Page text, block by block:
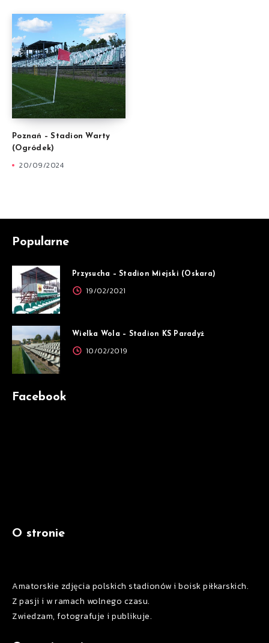
Poznań – Stadion Warty
(Ogródek)
20/09/2024
Popularne
Przysucha – Stadion Miejski (Oskara)
19/02/2021
Wielka Wola – Stadion KS Paradyż
10/02/2019
Facebook
O stronie
Amatorskie zdjęcia polskich stadionów i boisk piłkarskich.
Z pasji i w ramach wolnego czasu.
Zwiedzam, fotografuje i publikuje.